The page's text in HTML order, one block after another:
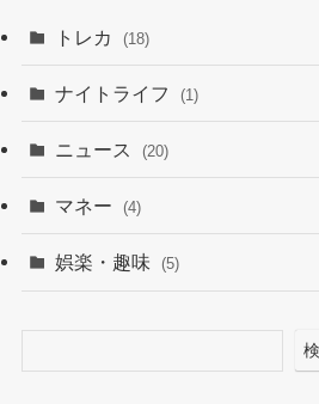
トレカ (18)
ナイトライフ (1)
ニュース (20)
マネー (4)
娯楽・趣味 (5)